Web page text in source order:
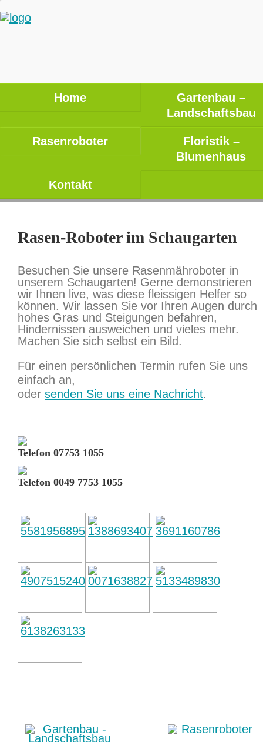
Home
Gartenbau –
Landschaftsbau
Rasenroboter
Floristik –
Blumenhaus
Kontakt
Rasen-Roboter im Schaugarten
Besuchen Sie unsere Rasenmähroboter in
unserem Schaugarten! Gerne demonstrieren
wir Ihnen live, was diese fleissigen Helfer so
können. Wir lassen Sie vor Ihren Augen durch
hohes Gras und Steigungen befahren,
Hindernissen ausweichen und vieles mehr.
Machen Sie sich selbst ein Bild.
Für einen persönlichen Termin rufen Sie uns
einfach an,
oder senden Sie uns eine Nachricht.
Telefon 07753 1055
Telefon 0049 7753 1055